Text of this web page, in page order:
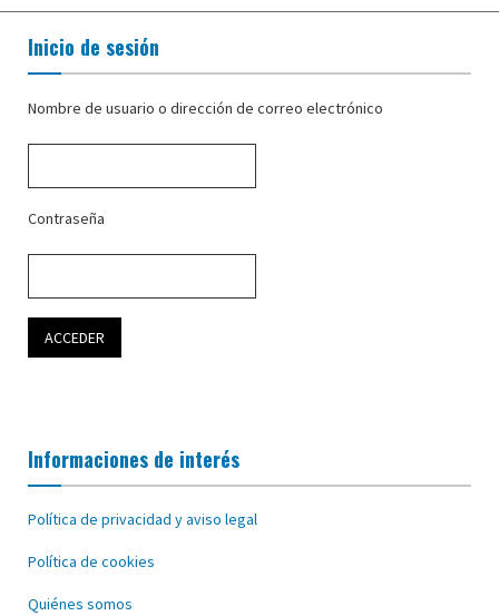
Inicio de sesión
Nombre de usuario o dirección de correo electrónico
Contraseña
Informaciones de interés
Política de privacidad y aviso legal
Política de cookies
Quiénes somos